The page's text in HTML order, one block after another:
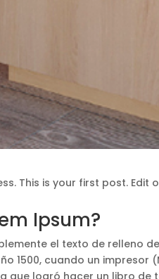
This is your first post. Edit
Ipsum?
el texto de relleno
1500, cuando un